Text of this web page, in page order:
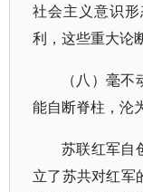
社会主义意识
利，这些重大论
（八）毫
能自断脊柱，沦
苏联红军自
立了苏共对红军